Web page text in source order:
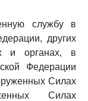
службу в
других
и органах, в
Федерации
Силах
Силах